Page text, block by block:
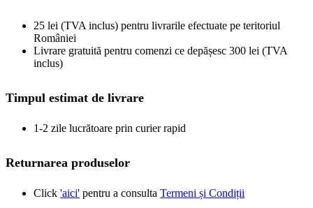
25 lei (TVA inclus) pentru livrarile efectuate pe teritoriul
României
Livrare gratuită pentru comenzi ce depășesc 300 lei (TVA
inclus)
Timpul estimat de livrare
1-2 zile lucrătoare prin curier rapid
Returnarea produselor
Click 'aici' pentru a consulta Termeni și Condiții